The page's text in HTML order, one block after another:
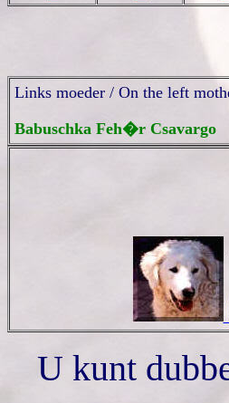
Links moeder / On the left
Babuschka Feh�r Csavargo
U kunt